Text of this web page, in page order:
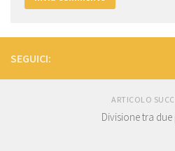
SEGUICI:
ARTICOLO
Divisione tra